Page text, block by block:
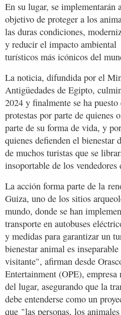
En su lugar, se implementarán
objetivo de proteger a los
las duras condiciones,
y reducir el impacto
turísticos más icónicos del
La noticia, difundida por el
Antigüedades de Egipto,
2024 y finalmente se ha
protestas por parte de quienes
parte de su forma de vida, y
quienes defienden el bienestar
de muchos turistas que se
insoportable de los vendedores
La acción forma parte de la
Guiza, uno de los sitios
mundo, donde se han
transporte en autobuses
y medidas para garantizar un
bienestar animal es
visitante", afirman desde
Entertainment (OPE),
del lugar, asegurando que la
debe entenderse como un
que "las personas, los